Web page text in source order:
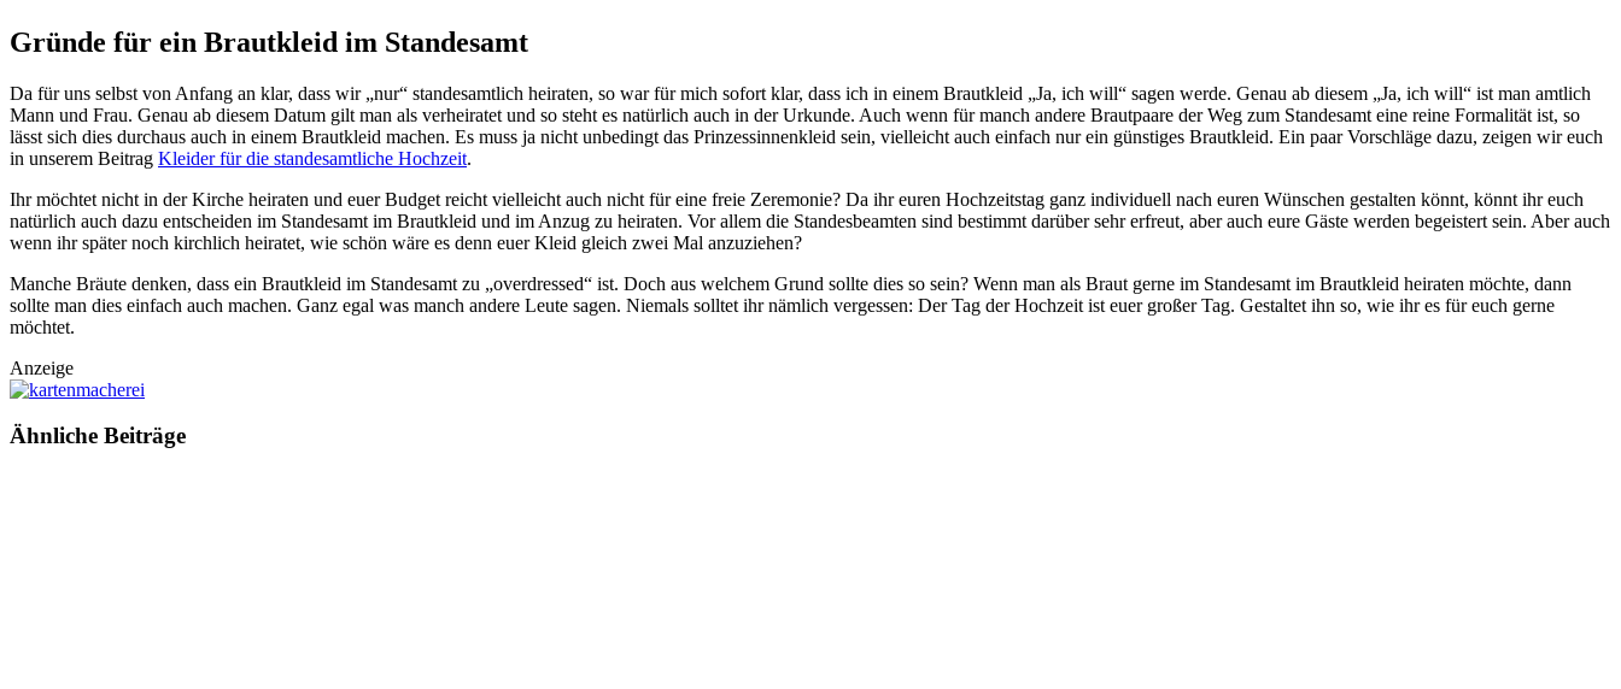
Gründe für ein Brautkleid im Standesamt
Da für uns selbst von Anfang an klar, dass wir „nur“ standesamtlich heiraten, so war für mich sofort klar, dass ich in einem Brautkleid „Ja, ich will“ sagen werde. Genau ab diesem „Ja, ich will“ ist man amtlich
Mann und Frau. Genau ab diesem Datum gilt man als verheiratet und so steht es natürlich auch in der Urkunde. Auch wenn für manch andere Brautpaare der Weg zum Standesamt eine reine Formalität ist, so
lässt sich dies durchaus auch in einem Brautkleid machen. Es muss ja nicht unbedingt das Prinzessinnenkleid sein, vielleicht auch einfach nur ein günstiges Brautkleid. Ein paar Vorschläge dazu, zeigen wir euch
in unserem Beitrag Kleider für die standesamtliche Hochzeit.
Ihr möchtet nicht in der Kirche heiraten und euer Budget reicht vielleicht auch nicht für eine freie Zeremonie? Da ihr euren Hochzeitstag ganz individuell nach euren Wünschen gestalten könnt, könnt ihr euch
natürlich auch dazu entscheiden im Standesamt im Brautkleid und im Anzug zu heiraten. Vor allem die Standesbeamten sind bestimmt darüber sehr erfreut, aber auch eure Gäste werden begeistert sein. Aber auch
wenn ihr später noch kirchlich heiratet, wie schön wäre es denn euer Kleid gleich zwei Mal anzuziehen?
Manche Bräute denken, dass ein Brautkleid im Standesamt zu „overdressed“ ist. Doch aus welchem Grund sollte dies so sein? Wenn man als Braut gerne im Standesamt im Brautkleid heiraten möchte, dann
sollte man dies einfach auch machen. Ganz egal was manch andere Leute sagen. Niemals solltet ihr nämlich vergessen: Der Tag der Hochzeit ist euer großer Tag. Gestaltet ihn so, wie ihr es für euch gerne
möchtet.
Anzeige
Ähnliche Beiträge